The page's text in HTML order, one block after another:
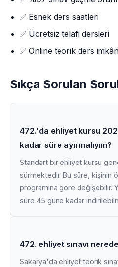
✅ Esnek ders saatleri
✅ Ücretsiz telafi dersleri
✅ Online teorik ders
Sıkça Sorulan
472.'da ehliyet kursu
kadar süre ayırmalıyım?
Standart bir ehliyet kursu
sürmektedir. Bu süre, kişinin
programına göre değişebilir.
süre 45 güne kadar
472. ehliyet sınavı
Sakarya'da ehliyet teorik